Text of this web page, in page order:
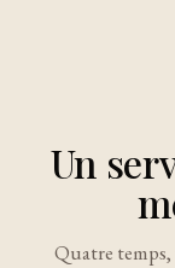
Un
Quatre